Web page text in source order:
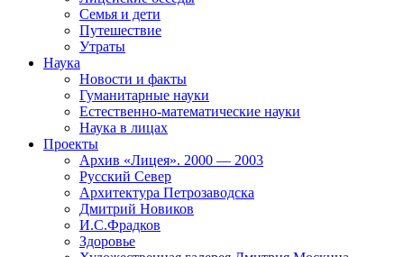
Семья и дети
Путешествие
Утраты
Наука
Новости и факты
Гуманитарные науки
Естественно-математические науки
Наука в лицах
Проекты
Архив «Лицея». 2000 — 2003
Русский Север
Архитектура Петрозаводска
Дмитрий Новиков
И.С.Фрадков
Здоровье